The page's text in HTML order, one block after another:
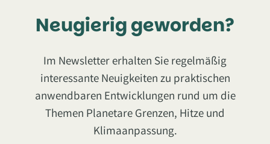
Neugierig geworden?
Im Newsletter erhalten Sie regelmäßig
interessante Neuigkeiten zu praktischen
anwendbaren Entwicklungen rund um die
Themen Planetare Grenzen, Hitze und
Klimaanpassung.